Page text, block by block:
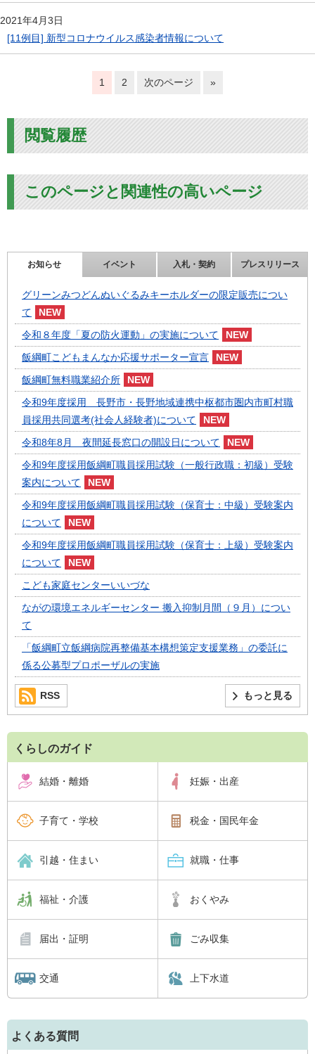
2021年4月3日
[11例目] 新型コロナウイルス感染者情報について
1 2 次のページ »
閲覧履歴
このページと関連性の高いページ
お知らせ イベント 入札・契約 プレスリリース
グリーンみつどんぬいぐるみキーホルダーの限定販売につい
て
令和８年度「夏の防火運動」の実施について
飯綱町こどもまんなか応援サポーター宣言
飯綱町無料職業紹介所
令和9年度採用 長野市・長野地域連携中枢都市圏内市町村職
員採用共同選考(社会人経験者)について
令和8年8月 夜間延長窓口の開設日について
令和9年度採用飯綱町職員採用試験（一般行政職：初級）受験
案内について
令和9年度採用飯綱町職員採用試験（保育士：中級）受験案内
について
令和9年度採用飯綱町職員採用試験（保育士：上級）受験案内
について
こども家庭センターいいづな
ながの環境エネルギーセンター 搬入抑制月間（９月）につい
て
「飯綱町立飯綱病院再整備基本構想策定支援業務」の委託に
係る公募型プロポーザルの実施
もっと見る
RSS
くらしのガイド
結婚・離婚 妊娠・出産
子育て・学校 税金・国民年金
引越・住まい 就職・仕事
福祉・介護 おくやみ
届出・証明 ごみ収集
交通 上下水道
よくある質問